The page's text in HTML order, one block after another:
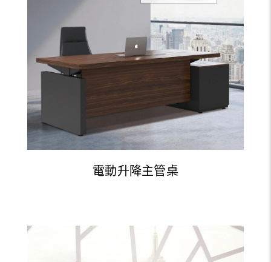
電動升降主管桌